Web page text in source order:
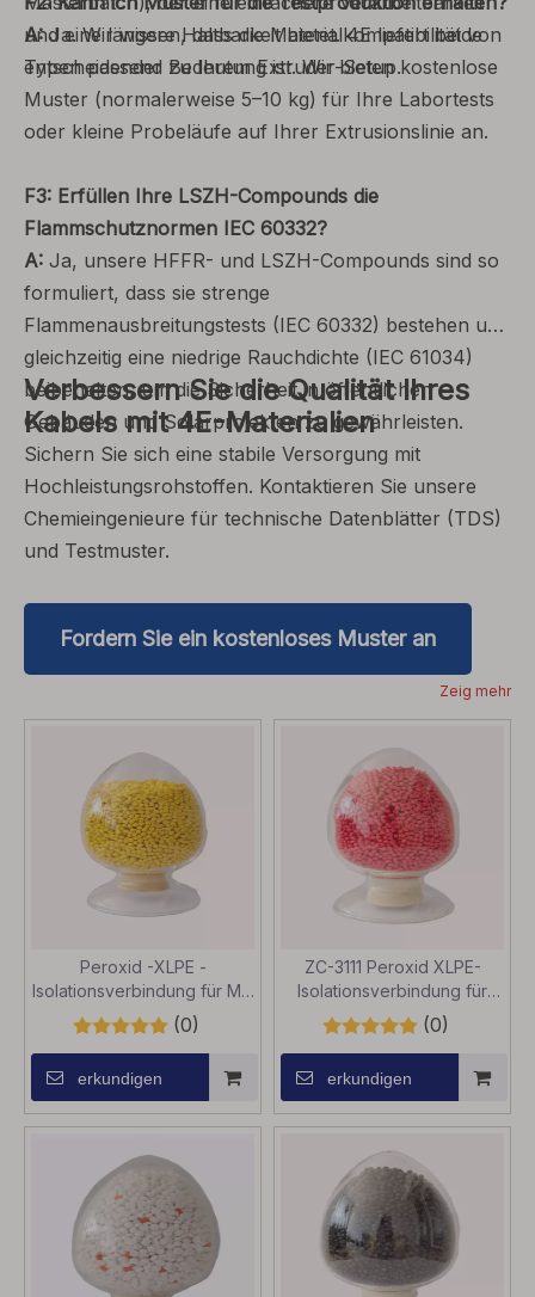
und eine längere Haltbarkeit bietet. 4E liefert beide
Typen passend zu Ihrem Extruder-Setup.
A:Ja. Wir wissen, dass die Materialkompatibilität von
entscheidender Bedeutung ist. Wir bieten kostenlose
Muster (normalerweise 5–10 kg) für Ihre Labortests
oder kleine Probeläufe auf Ihrer Extrusionslinie an.
F3: Erfüllen Ihre LSZH-Compounds die
Flammschutznormen IEC 60332?
A: Ja, unsere HFFR- und LSZH-Compounds sind so
formuliert, dass sie strenge
Flammenausbreitungstests (IEC 60332) bestehen und
gleichzeitig eine niedrige Rauchdichte (IEC 61034)
beibehalten, um die Sicherheit in öffentlichen
Gebäuden und Solarprojekten zu gewährleisten.
Verbessern Sie die Qualität Ihres
Kabels mit 4E-Materialien
Sichern Sie sich eine stabile Versorgung mit
Hochleistungsrohstoffen. Kontaktieren Sie unsere
Chemieingenieure für technische Datenblätter (TDS)
und Testmuster.
Fordern Sie ein kostenloses Muster an
Zeig mehr
Peroxid -XLPE -
Isolationsverbindung für MV
-Kabel bis zu 35 kV
(0)
erkundigen
ZC-3111 Peroxid XLPE-
Isolationsverbindung für
MV-Kabel bis zu 35 kV
(0)
erkundigen